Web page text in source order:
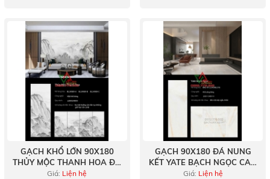
GẠCH KHỔ LỚN 90X180
THỦY MỘC THANH HOA ĐÁ
NUNG KẾT CAO CẤP
Giá: Liện hệ
GẠCH 90X180 ĐÁ NUNG
KẾT YATE BẠCH NGỌC CAO
CẤP
Giá: Liện hệ